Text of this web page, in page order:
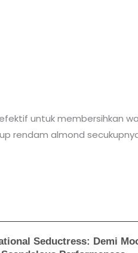
untuk membersihkan
rendam almond